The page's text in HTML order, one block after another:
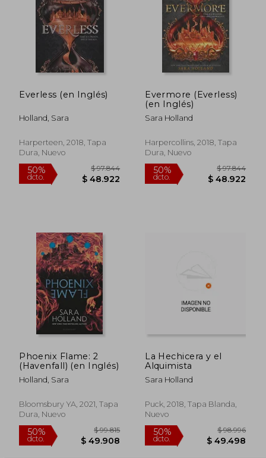
50%
dcto.
$ 86.020 50%
dcto.
Everless (en Inglés)
Holland, Sara
Harperteen, 2018, Tapa
Dura, Nuevo
50%
dcto.
$ 97.844
Evermore (Everless)
(en Inglés)
Sara Holland
Harpercollins, 2018, Tapa
Dura, Nuevo
50%
dcto.
$
Phoenix Flame: 2
(Havenfall) (en Inglés)
Holland, Sara
Bloomsbury YA, 2021, Tapa
Dura, Nuevo
La Hechicera y el
Alquimista
Sara Holland
Puck, 2018, Tapa Blanda,
Nuevo